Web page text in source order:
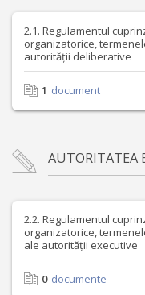
2.1. Regulamentul
organizatorice,
autorității deliberative
1 document
AUTORITATEA
2.2. Regulamentul
organizatorice,
ale autorității executive
0 documente